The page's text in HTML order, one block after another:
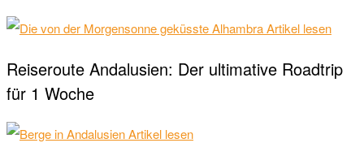
Artikel lesen
Reiseroute Andalusien: Der ultimative Roadtrip
für 1 Woche
Artikel lesen